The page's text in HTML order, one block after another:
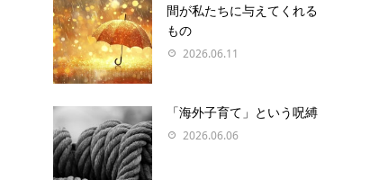
間が私たちに与えてくれる
もの
2026.06.11
「海外子育て」という呪縛
2026.06.06